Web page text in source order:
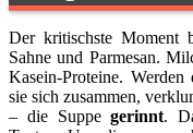
Der kritischste Moment
Sahne und Parmesan.
Kasein-Proteine. Werden
sie sich zusammen,
– die Suppegerinnt.